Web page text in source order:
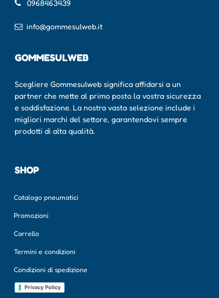
0968463439
info@gommesulweb.it
GOMMESULWEB
Scegliere Gommesulweb significa affidarsi a un
partner che mette al primo posto la vostra sicurezza
e soddisfazione. La nostra vasta selezione include i
migliori marchi del settore, garantendovi sempre
prodotti di alta qualità.
SHOP
Catalogo pneumatici
Promozioni
Carrello
Termini e condizioni
Condizioni di spedizione
Privacy Policy